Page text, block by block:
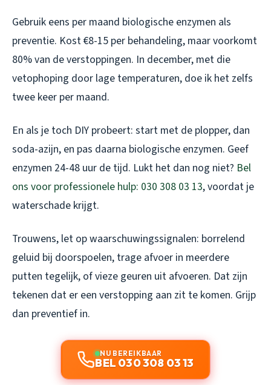
Gebruik eens per maand biologische enzymen als
preventie. Kost €8-15 per behandeling, maar voorkomt
80% van de verstoppingen. In december, met die
vetophoping door lage temperaturen, doe ik het zelfs
twee keer per maand.
En als je toch DIY probeert: start met de plopper, dan
soda-azijn, en pas daarna biologische enzymen. Geef
enzymen 24-48 uur de tijd. Lukt het dan nog niet? Bel
ons voor professionele hulp: 030 308 03 13, voordat je
waterschade krijgt.
Trouwens, let op waarschuwingssignalen: borrelend
geluid bij doorspoelen, trage afvoer in meerdere
putten tegelijk, of vieze geuren uit afvoeren. Dat zijn
tekenen dat er een verstopping aan zit te komen. Grijp
dan preventief in.
NU BEREIKBAAR
BEL 030 308 03 13